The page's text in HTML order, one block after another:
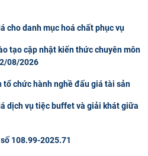
cho danh mục hoá chất phục vụ
tạo cập nhật kiến thức chuyên môn
08/2026
tổ chức hành nghề đấu giá tài sản
dịch vụ tiệc buffet và giải khát giữa
108.99-2025.71